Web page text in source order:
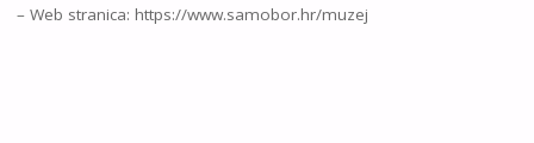
– Web stranica: https://www.samobor.hr/muzej